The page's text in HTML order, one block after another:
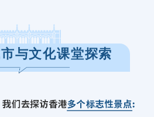
与文化课堂探索